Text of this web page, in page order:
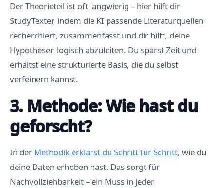
Der Theorieteil ist oft langwierig – hier hilft dir
StudyTexter, indem die KI passende Literaturquellen
recherchiert, zusammenfasst und dir hilft, deine
Hypothesen logisch abzuleiten. Du sparst Zeit und
erhältst eine strukturierte Basis, die du selbst
verfeinern kannst.
3. Methode: Wie hast du
geforscht?
In der Methodik erklärst du Schritt für Schritt, wie du
deine Daten erhoben hast. Das sorgt für
Nachvollziehbarkeit – ein Muss in jeder